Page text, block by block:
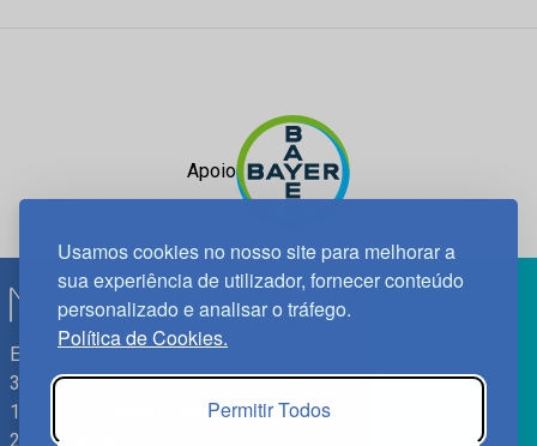
Usamos cookies no nosso site para melhorar a
sua experiência de utilizador, fornecer conteúdo
personalizado e analisar o tráfego.
Política de Cookies.
Permitir Todos
Apoio
Edif. Lisboa Oriente | Av. Infante D. Henrique, n.º 333H, esc.
37
1800-282 Lisboa | Portugal
21 850 40 65